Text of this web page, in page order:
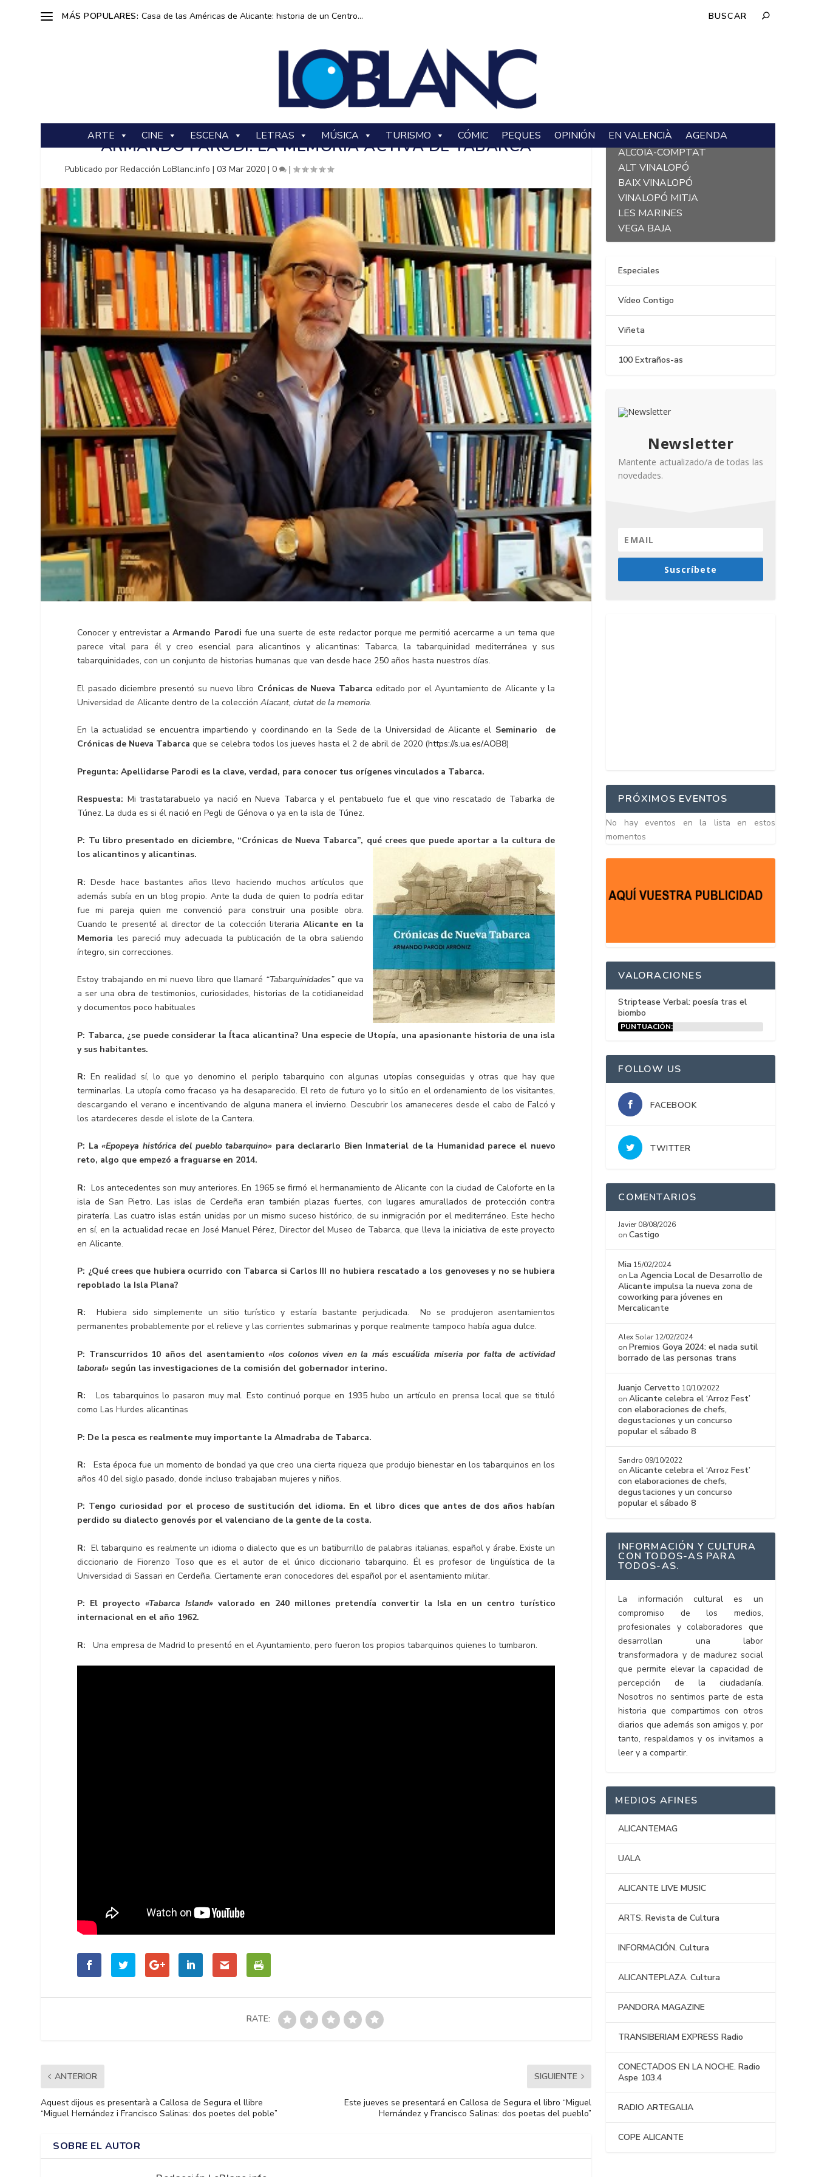
MÁS POPULARES: Casa de las Américas de Alicante: historia de un Centro...
ARTE CINE ESCENA LETRAS MÚSICA TURISMO CÓMIC PEQUES OPINIÓN EN VALENCIÀ AGENDA
ARMANDO PARODI: LA MEMORIA ACTIVA DE TABARCA
Publicado porRedacción LoBlanc.info |03 Mar 2020 |0 |
Conocer y entrevistar a Armando Parodi fue una suerte de este redactor porque me permitió acercarme a un tema que
parece vital para él y creo esencial para alicantinos y alicantinas: Tabarca, la tabarquinidad mediterránea y sus
tabarquinidades, con un conjunto de historias humanas que van desde hace 250 años hasta nuestros días.
El pasado diciembre presentó su nuevo libro Crónicas de Nueva Tabarca editado por el Ayuntamiento de Alicante y la
Universidad de Alicante dentro de la colecciónAlacant, ciutat de la memoria.
En la actualidad se encuentra impartiendo y coordinando en la Sede de la Universidad de Alicante el Seminario de
Crónicas de Nueva Tabarca que se celebra todos los jueves hasta el 2 de abril de 2020 (https://s.ua.es/AOB8)
Pregunta: Apellidarse Parodi es la clave, verdad, para conocer tus orígenes vinculados a Tabarca.
Respuesta: Mi trastatarabuelo ya nació en Nueva Tabarca y el pentabuelo fue el que vino rescatado de Tabarka de
Túnez. La duda es si él nació en Pegli de Génova o ya en la isla de Túnez.
P: Tu libro presentado en diciembre, “Crónicas de Nueva Tabarca”, qué crees que puede aportar a la cultura de
los alicantinos y alicantinas.
R:Desde hace bastantes años llevo haciendo muchos artículos que
además subía en un blog propio. Ante la duda de quien lo podría editar
fue mi pareja quien me convenció para construir una posible obra.
Cuando le presenté al director de la colección literariaAlicante en la
Memoria les pareció muy adecuada la publicación de la obra saliendo
íntegro, sin correcciones.
Estoy trabajando en mi nuevo libro que llamaré “Tabarquinidades” que va
a ser una obra de testimonios, curiosidades, historias de la cotidianeidad
y documentos poco habituales
P: Tabarca, ¿se puede considerar la Ítaca alicantina? Una especie de Utopía, una apasionante historia de una isla
y sus habitantes.
R: En realidad sí, lo que yo denomino el periplo tabarquino con algunas utopías conseguidas y otras que hay que
terminarlas. La utopía como fracaso ya ha desaparecido. El reto de futuro yo lo sitúo en el ordenamiento de los visitantes,
descargando el verano e incentivando de alguna manera el invierno. Descubrir los amaneceres desde el cabo de Falcó y
los atardeceres desde el islote de la Cantera.
P: La«Epopeya histórica del pueblo tabarquino» para declararlo Bien Inmaterial de la Humanidad parece el nuevo
reto, algo que empezó a fraguarse en 2014.
R: Los antecedentes son muy anteriores. En 1965 se firmó el hermanamiento de Alicante con la ciudad de Caloforte en la
isla de San Pietro. Las islas de Cerdeña eran también plazas fuertes, con lugares amurallados de protección contra
piratería. Las cuatro islas están unidas por un mismo suceso histórico, de su inmigración por el mediterráneo. Este hecho
en sí, en la actualidad recae en José Manuel Pérez, Director del Museo de Tabarca, que lleva la iniciativa de este proyecto
en Alicante.
P: ¿Qué crees que hubiera ocurrido con Tabarca si Carlos III no hubiera rescatado a los genoveses y no se hubiera
repoblado la Isla Plana?
R: Hubiera sido simplemente un sitio turístico y estaría bastante perjudicada. No se produjeron asentamientos
permanentes probablemente por el relieve y las corrientes submarinas y porque realmente tampoco había agua dulce.
P: Transcurridos 10 años del asentamiento«los colonos viven en la más escuálida miseria por falta de actividad
laboral» según las investigaciones de la comisión del gobernador interino.
R:
Los tabarquinos lo pasaron muy mal. Esto continuó porque en 1935 hubo un artículo en prensa local que se tituló
como Las Hurdes alicantinas
P: De la pesca es realmente muy importante la Almadraba de Tabarca.
R: Esta época fue un momento de bondad ya que creo una cierta riqueza que produjo bienestar en los tabarquinos en los
años 40 del siglo pasado, donde incluso trabajaban mujeres y niños.
P: Tengo curiosidad por el proceso de sustitución del idioma. En el libro dices que antes de dos años habían
perdido su dialecto genovés por el valenciano de la gente de la costa.
R: El tabarquino es realmente un idioma o dialecto que es un batiburrillo de palabras italianas, español y árabe. Existe un
diccionario de Fiorenzo Toso que es el autor de el único diccionario tabarquino. Él es profesor de lingüística de la
Universidad di Sassari en Cerdeña. Ciertamente eran conocedores del español por el asentamiento militar.
P: El proyecto«Tabarca Island» valorado en 240 millones pretendía convertir la Isla en un centro turístico
internacional en el año 1962.
R:Una empresa de Madrid lo presentó en el Ayuntamiento, pero fueron los propios tabarquinos quienes lo tumbaron.
RATE:
ANTERIOR
Aquest dijous es presentarà a Callosa de Segura el llibre
“Miguel Hernández i Francisco Salinas: dos poetes del poble”
SIGUIENTE
Este jueves se presentará en Callosa de Segura el libro “Miguel
Hernández y Francisco Salinas: dos poetas del pueblo”
SOBRE EL AUTOR
L´ALACANTÍ
ALCOIÀ-COMPTAT
ALT VINALOPÓ
BAIX VINALOPÓ
VINALOPÓ MITJA
LES MARINES
VEGA BAJA
Especiales
Vídeo Contigo
Viñeta
100 Extraños-as
Newsletter
Mantente actualizado/a de todas las
novedades.
Suscríbete
PRÓXIMOS EVENTOS
No hay eventos en la lista en estos
momentos
VALORACIONES
Striptease Verbal: poesía tras el
biombo
PUNTUACIÓN:
FOLLOW US
FACEBOOK
TWITTER
COMENTARIOS
Javier 08/08/2026
onCastigo
Mia 15/02/2024
on La Agencia Local de Desarrollo de
Alicante impulsa la nueva zona de
coworking para jóvenes en
Mercalicante
Alex Solar 12/02/2024
on Premios Goya 2024: el nada sutil
borrado de las personas trans
Juanjo Cervetto 10/10/2022
onAlicante celebra el ‘Arroz Fest’
con elaboraciones de chefs,
degustaciones y un concurso
popular el sábado 8
Sandro 09/10/2022
onAlicante celebra el ‘Arroz Fest’
con elaboraciones de chefs,
degustaciones y un concurso
popular el sábado 8
INFORMACIÓN Y CULTURA
CON TODOS-AS PARA
TODOS-AS.
La información cultural es un
compromiso de los medios,
profesionales y colaboradores que
desarrollan una labor
transformadora y de madurez social
que permite elevar la capacidad de
percepción de la ciudadanía.
Nosotros no sentimos parte de esta
historia que compartimos con otros
diarios que además son amigos y, por
tanto, respaldamos y os invitamos a
leer y a compartir.
MEDIOS AFINES
ALICANTEMAG
UALA
ALICANTE LIVE MUSIC
ARTS. Revista de Cultura
INFORMACIÓN. Cultura
ALICANTEPLAZA. Cultura
PANDORA MAGAZINE
TRANSIBERIAM EXPRESS Radio
CONECTADOS EN LA NOCHE. Radio
Aspe 103.4
RADIO ARTEGALIA
COPE ALICANTE